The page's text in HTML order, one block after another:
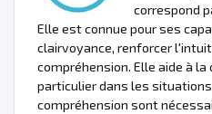
correspond
Elle est connue pour ses
clairvoyance, renforcer
compréhension. Elle aide à
particulier dans les
compréhension sont